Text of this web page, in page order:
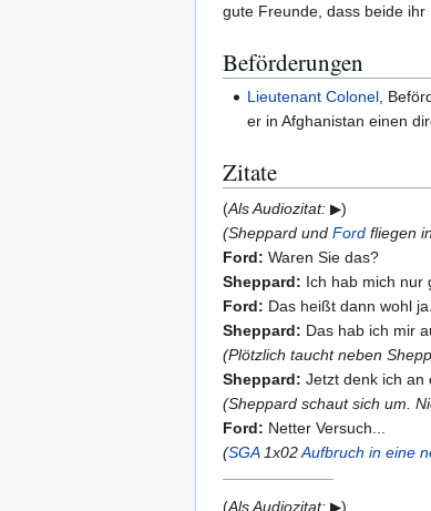
gute Freunde, dass beide ihr
Beförderungen
Lieutenant Colonel ,
er in Afghanistan einen
Zitate
(Als Audiozitat:
)
(Sheppard und Ford fliegen
Ford: Waren Sie das?
Sheppard: Ich hab mich nur
Ford: Das heißt dann wohl
Sheppard: Das hab ich mir
(Plötzlich taucht neben
Sheppard: Jetzt denk ich an
(Sheppard schaut sich um.
Ford: Netter Versuch...
(SGA 1x02Aufbruch in eine
(Als Audiozitat:
)